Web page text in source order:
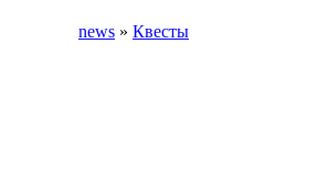
news » Квесты